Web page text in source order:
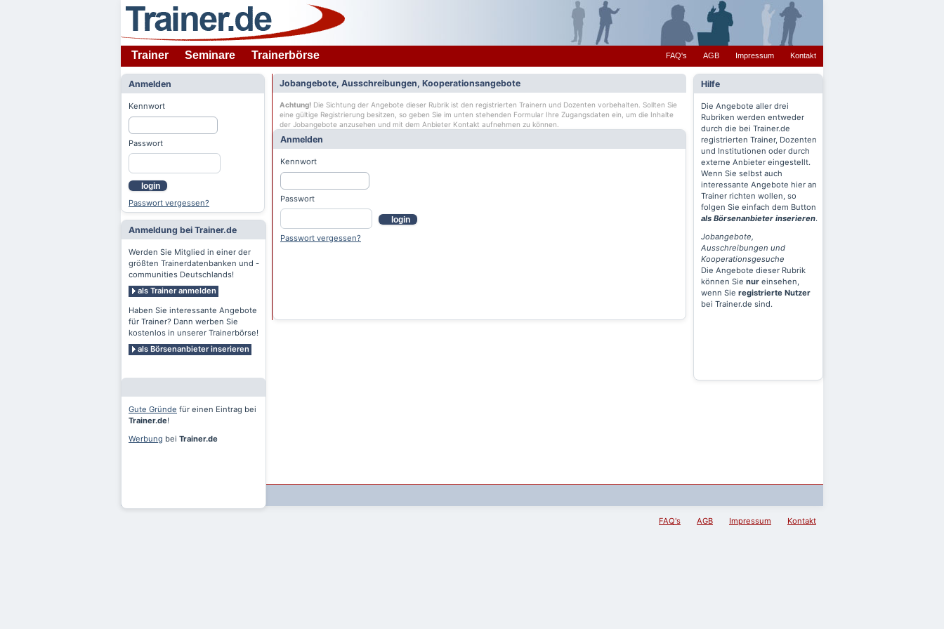
Trainer Seminare Trainerbörse FAQ's AGB Impressum Kontakt
Anmelden
Kennwort
Passwort
login
Passwort vergessen?
Anmeldung bei Trainer.de
Werden Sie Mitglied in einer der
größten Trainerdatenbanken und -
communities Deutschlands!
als Trainer anmelden
Haben Sie interessante Angebote
für Trainer? Dann werben Sie
kostenlos in unserer Trainerbörse!
als Börsenanbieter inserieren
Gute Gründe für einen Eintrag bei
Trainer.de!
Werbung bei Trainer.de
Hilfe
Die Angebote aller drei
Rubriken werden entweder
durch die bei Trainer.de
registrierten Trainer, Dozenten
und Institutionen oder durch
externe Anbieter eingestellt.
Wenn Sie selbst auch
interessante Angebote hier an
Trainer richten wollen, so
folgen Sie einfach dem Button
als Börsenanbieter inserieren.
Jobangebote,
Ausschreibungen und
Kooperationsgesuche
Die Angebote dieser Rubrik
können Sie nur einsehen,
wenn Sie registrierte Nutzer
bei Trainer.de sind.
Jobangebote, Ausschreibungen, Kooperationsangebote
Achtung! Die Sichtung der Angebote dieser Rubrik ist den registrierten Trainern und Dozenten vorbehalten. Sollten Sie
eine gültige Registrierung besitzen, so geben Sie im unten stehenden Formular Ihre Zugangsdaten ein, um die Inhalte
der Jobangebote anzusehen und mit dem Anbieter Kontakt aufnehmen zu können.
Anmelden
Kennwort
Passwort
login
Passwort vergessen?
FAQ's AGB Impressum Kontakt